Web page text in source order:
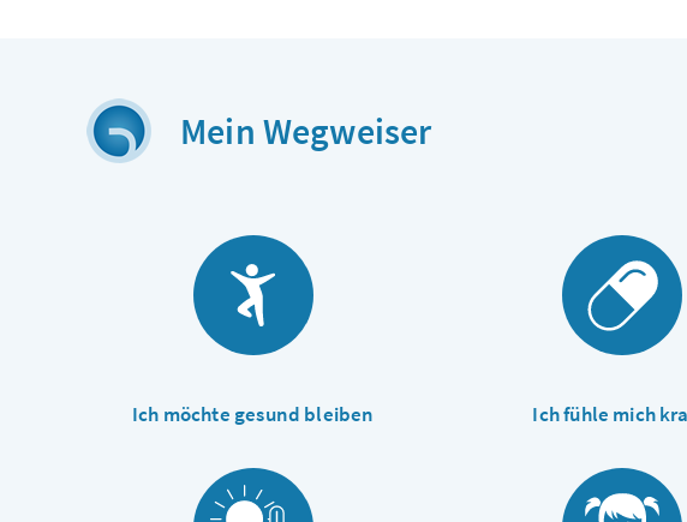
Mein Wegweiser
Ich möchte gesund bleiben Ich fühle mich